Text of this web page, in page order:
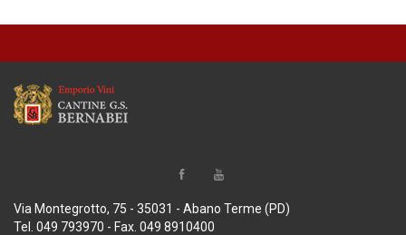
Via Montegrotto, 75 - 35031 - Abano Terme (PD)
Tel. 049 793970 - Fax. 049 8910400